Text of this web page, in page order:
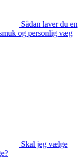
Sådan laver du en
og personlig væg
Skal jeg vælge